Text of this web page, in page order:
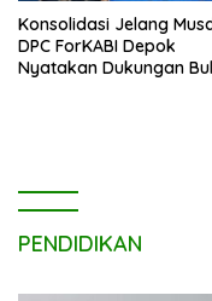
Konsolidasi Jelang
DPC ForKABI Depok
Nyatakan Dukungan
PENDIDIKAN